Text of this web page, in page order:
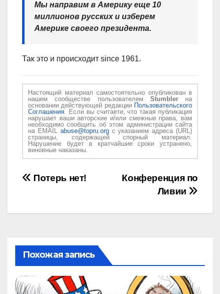
Мы направим в Америку еще 10
миллионов русских и изберем
Америке своего президента.
Так это и происходит since 1961.
Настоящий материал самостоятельно опубликован в
нашем сообществе пользователем Stumblerна
основании действующей редакции Пользовательского
Соглашения. Если вы считаете, что такая публикация
нарушает ваши авторские и/или смежные права, вам
необходимо сообщить об этом администрации сайта
на EMAIL abuse@topru.orgс указанием адреса (URL)
страницы, содержащей спорный материал.
Нарушение будет в кратчайшие сроки устранено,
виновные наказаны.
Навигация
Конференция по
Ливии
Потерь нет!
Похожая запись